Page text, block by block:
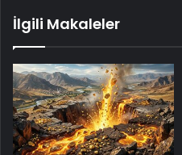
İlgili Makaleler